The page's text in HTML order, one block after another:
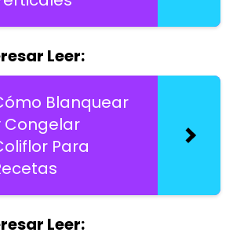
Leer:
Blanquear
Congelar
Para
Leer: